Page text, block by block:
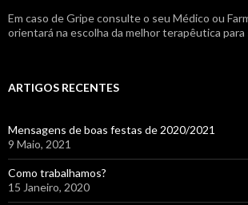
Em caso de Gripe consulte o seu Médico ou
orientará na escolha da melhor terapêutica para
ARTIGOS RECENTES
Mensagens de boas festas de 2020/2021
9 Maio, 2021
Como trabalhamos?
15 Janeiro, 2020